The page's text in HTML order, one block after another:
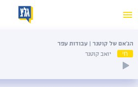
הג'אם של קוטנר | עבודות עפר
חי יואב קוטנר